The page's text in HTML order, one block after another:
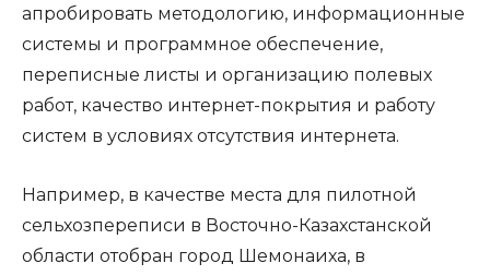
апробировать методологию, информационные
системы и программное обеспечение,
переписные листы и организацию полевых
работ, качество интернет-покрытия и работу
систем в условиях отсутствия интернета.
Например, в качестве места для пилотной
сельхозпереписи в Восточно-Казахстанской
области отобран город Шемонаиха, в